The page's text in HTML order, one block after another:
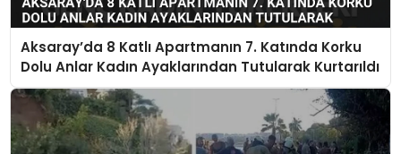
Aksaray’da 8 Katlı Apartmanın 7. Katında Korku
Dolu Anlar Kadın Ayaklarından Tutularak Kurtarıldı